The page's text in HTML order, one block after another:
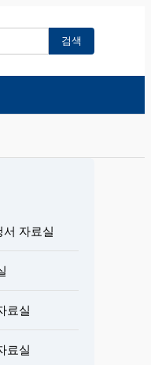
검색
자료실
료실
료실